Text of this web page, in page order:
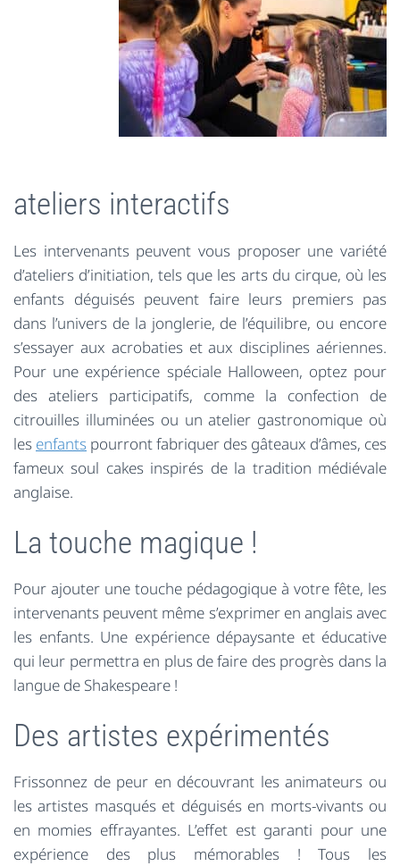
ateliers interactifs
Les intervenants peuvent vous proposer une variété
d’ateliers d’initiation, tels que les arts du cirque, où les
enfants déguisés peuvent faire leurs premiers pas
dans l’univers de la jonglerie, de l’équilibre, ou encore
s’essayer aux acrobaties et aux disciplines aériennes.
Pour une expérience spéciale Halloween, optez pour
des ateliers participatifs, comme la confection de
citrouilles illuminées ou un atelier gastronomique où
les enfants pourront fabriquer des gâteaux d’âmes, ces
fameux soul cakes inspirés de la tradition médiévale
anglaise.
La touche magique !
Pour ajouter une touche pédagogique à votre fête, les
intervenants peuvent même s’exprimer en anglais avec
les enfants. Une expérience dépaysante et éducative
qui leur permettra en plus de faire des progrès dans la
langue de Shakespeare !
Des artistes expérimentés
Frissonnez de peur en découvrant les animateurs ou
les artistes masqués et déguisés en morts-vivants ou
en momies effrayantes. L’effet est garanti pour une
expérience des plus mémorables ! Tous les